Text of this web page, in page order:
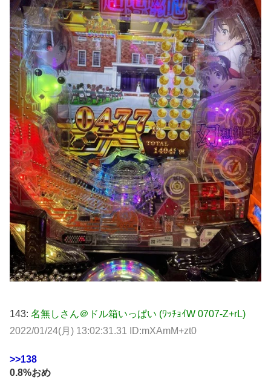
143: 名無しさん＠ドル箱いっぱい (ﾜｯﾁｮｲW 0707-Z+rL)
2022/01/24(月) 13:02:31.31 ID:mXAmM+zt0
>>138
0.8%おめ